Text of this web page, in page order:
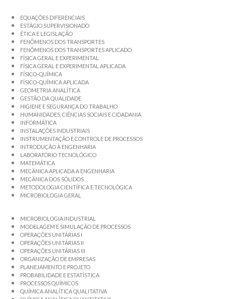
EQUAÇÕES DIFERENCIAIS
ESTÁGIO SUPERVISIONADO
ÉTICA E LEGISLAÇÃO
FENÔMENOS DOS TRANSPORTES
FENÔMENOS DOS TRANSPORTES APLICADO
FÍSICA GERAL E EXPERIMENTAL
FÍSICA GERAL E EXPERIMENTAL APLICADA
FÍSICO-QUÍMICA
FÍSICO-QUÍMICA APLICADA
GEOMETRIA ANALÍTICA
GESTÃO DA QUALIDADE
HIGIENE E SEGURANÇA DO TRABALHO
HUMANIDADES, CIÊNCIAS SOCIAIS E CIDADANIA
INFORMÁTICA
INSTALAÇÕES INDUSTRIAIS
INSTRUMENTAÇÃO E CONTROLE DE PROCESSOS
INTRODUÇÃO À ENGENHARIA
LABORATÓRIO TECNOLÓGICO
MATEMÁTICA
MECÂNICA APLICADA A ENGENHARIA
MECÂNICA DOS SÓLIDOS
METODOLOGIA CIENTÍFICA E TECNOLÓGICA
MICROBIOLOGIA GERAL
MICROBIOLOGIA INDUSTRIAL
MODELAGEM E SIMULAÇÃO DE PROCESSOS
OPERAÇÕES UNITÁRIAS I
OPERAÇÕES UNITÁRIAS II
OPERAÇÕES UNITÁRIAS III
ORGANIZAÇÃO DE EMPRESAS
PLANEJAMENTO E PROJETO
PROBABILIDADE E ESTATÍSTICA
PROCESSOS QUÍMICOS
QUÍMICA ANALÍTICA QUALITATIVA